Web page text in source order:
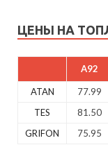
ЦЕНЫ НА
A92
ATAN 77.99
TES
81.50
GRIFON
75.95